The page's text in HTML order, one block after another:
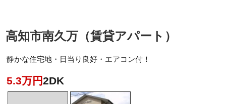
高知市南久万（賃貸アパート）
静かな住宅地・日当り良好・エアコン付！
5.3万円2DK